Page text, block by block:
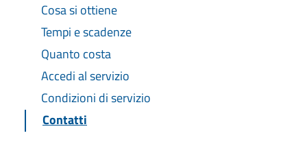
Cosa si ottiene
Tempi e scadenze
Quanto costa
Accedi al servizio
Condizioni di servizio
Contatti